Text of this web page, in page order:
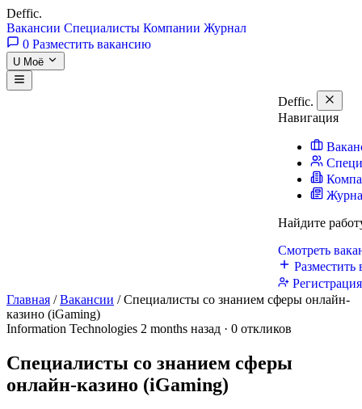
Deffic.
Вакансии Специалисты Компании Журнал
0 Разместить вакансию
U Моё
Deffic.
Навигация
Найдите
Смотреть
Разместить
Главная / Вакансии / Специалисты со знанием сферы онлайн-
казино (iGaming)
Information Technologies 2 months назад · 0 откликов
Специалисты со знанием сферы
онлайн-казино (iGaming)